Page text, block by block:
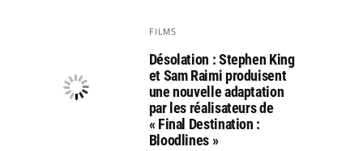
FILMS
Désolation : Stephen King
et Sam Raimi produisent
une nouvelle adaptation
par les réalisateurs de
« Final Destination :
Bloodlines »